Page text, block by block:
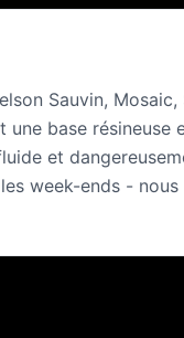
Sauvin, Mosaic,
base résineuse
et
week-ends - nous